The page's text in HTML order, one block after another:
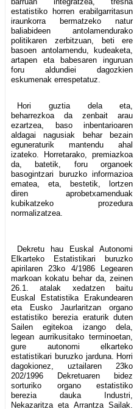
estatistiko horren erabilgarritasun
iraunkorra bermatzeko natur
baliabideen antolamendurako
politikaren zerbitzuan, beti ere
basoen antolamendu, kudeaketa,
artapen eta babesaren inguruan
foru aldundiei dagozkien
eskumenak errespetatuz.
Hori guztia dela eta,
beharrezkoa da zenbait arau
ezartzea, baso inbentarioaren
aldagai nagusiak behar bezain
eguneraturik mantendu ahal
izateko. Horretarako, premiazkoa
da, batetik, foru organoek
basogintzari buruzko informazioa
ematea, eta, bestetik, lortzen
diren aprobetxamenduak
kubikatzeko prozedura
normalizatzea.
Dekretu hau Euskal Autonomi
Elkarteko Estatistikari buruzko
apirilaren 23ko 4/1986 Legearen
markoan kokatu behar da, zeinen
26.1. atalak xedatzen baitu
Euskal Estatistika Erakundearen
eta Eusko Jaurlaritzan organo
estatistiko berezia eraturik duten
Sailen egitekoa izango dela,
legean aurrikusitako terminoetan,
gure autonomi elkarteko
estatistikari buruzko jarduna. Horri
dagokionez, uztailaren 23ko
202/1996 Dekretuaren bidez
sorturiko organo estatistiko
berezia dauka Industri,
Nekazaritza eta Arrantza Sailak.